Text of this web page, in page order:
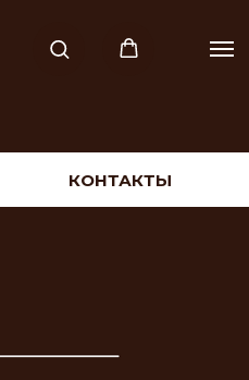
КОНТАКТЫ